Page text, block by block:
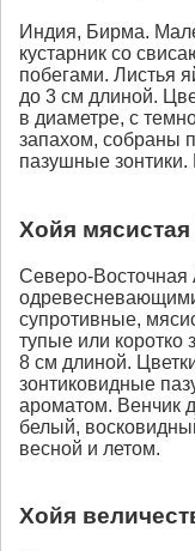
Индия, Бирма.
кустарник со
побегами. Листья
до 3 см длиной.
в диаметре, с
запахом, собраны
пазушные зонтики.
Хойя
Северо-
супротивные,
тупые или коротко
8 см длиной.
зонтиковидные
ароматом. Венчик
белый,
весной и летом.
Хойя